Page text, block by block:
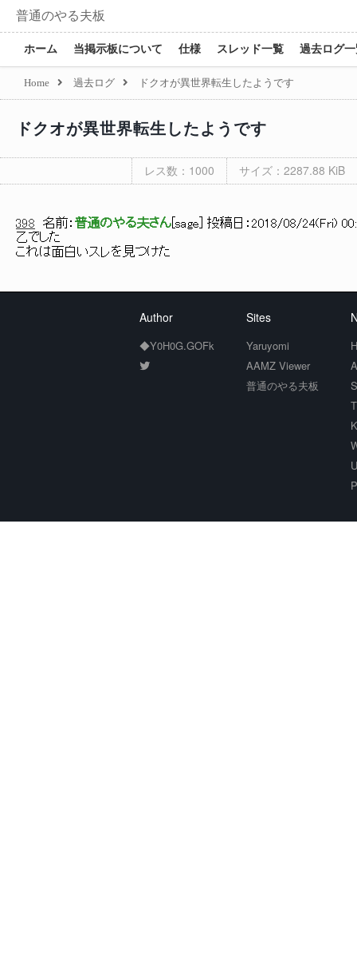
普通のやる夫板
ホーム 当掲示板について 仕様 スレッド一覧 過去ログ
Home 過去ログ ドクオが異世界転生したようです
ドクオが異世界転生したようです
レス数：1000 サイズ：2287.88 KiB
398 名前： 普通のやる夫さん sage ] 投稿日： 2018/08/24(Fri)
乙でした
これは面白いスレを見つけた
Author
◆Y0H0G.GOFk
Sites
Yaruyomi
AAMZ Viewer
普通のやる夫板